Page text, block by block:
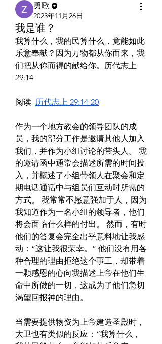
勇歌
2023年11月26日
我是谁？
我算什么，我的民算什么，竟能如此
乐意奉献？因为万物都从你而来，我
们把从你而得的献给你。 历代志上
29:14
阅读 历代志上 29:14-20
作为一个地方教会的领导团队的成
员，我的部分工作是邀请其他人加入
我们，并作为小组讨论的带头人。 我
的邀请函中通常会描述所需的时间投
入，并概述了小组带领人在聚会和定
期电话通话中与组员们互动时所需的
方式。 我常常不愿意强加于人，因为
我知道作为一名小组的领导者，他们
将会面临什么样的付出。 然而，有时
他们的答复会完全出乎意料地让我感
动：“这让我很荣幸。” 他们没有用各
种合理的理由拒绝这个事工，却带着
一颗感恩的心向我描述上帝在他们生
命中所做的一切，这成为了他们急切
渴望回报神的理由。
当需要提供物资为上帝建造圣殿时，
大卫也有类似的反应：“我算什么，